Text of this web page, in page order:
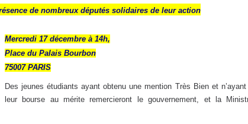
de nombreux députés solidaires de leur action
Mercredi 17 décembre à 14h,
Place du Palais Bourbon
75007 PARIS
Des jeunes étudiants ayant obtenu une mention Très Bien et
leur bourse au mérite remercieront le gouvernement, et la